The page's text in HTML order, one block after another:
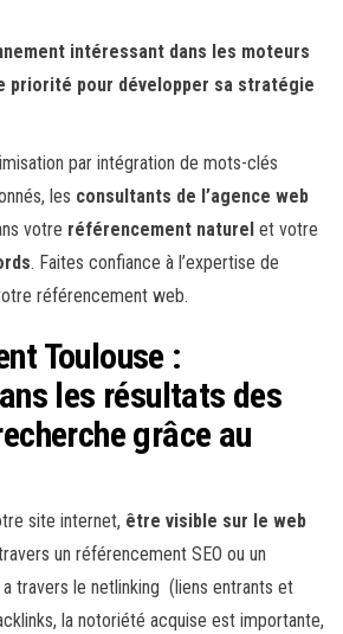
o
intéressant dans les moteurs
priorité pour développer sa stratégie
par intégration de mots-clés
les consultants de l’agence web
votre référencement naturel et votre
. Faites confiance à l’expertise de
référencement web.
Toulouse :
les résultats des
grâce au
site internet, être visible sur le web
un référencement SEO ou un
travers le netlinking (liens entrants et
la notoriété acquise est importante,